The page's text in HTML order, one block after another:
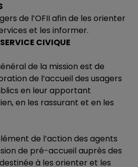
de l’OFII afin de les orienter
et les informer.
CIVIQUE
de la mission est de
de l’accueil des usagers
en leur apportant
en les rassurant et en les
de l’action des agents
de pré-accueil auprès des
destinée à les orienter et les